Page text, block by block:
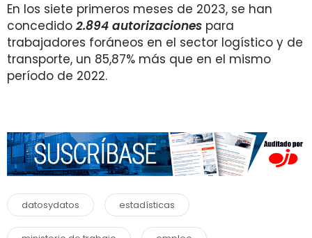
En los siete primeros meses de 2023, se han
concedido 2.894 autorizaciones para
trabajadores foráneos en el sector logístico y de
transporte, un 85,87% más que en el mismo
período de 2022.
datosydatos estadísticas